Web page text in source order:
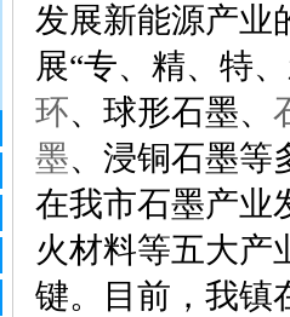
发展新能源产业
展“专、精、特
环、球形石墨、
墨、浸铜石墨等
在我市石墨产业
火材料等五大产
键。目前，我